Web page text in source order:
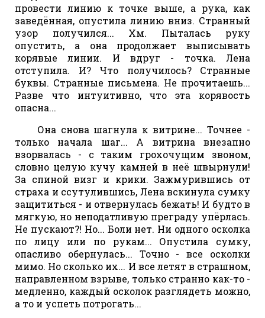
провести линию к точке выше, а рука, как
заведённая, опустила линию вниз. Странный
узор получился... Хм. Пыталась руку
опустить, а она продолжает выписывать
корявые линии. И вдруг - точка. Лена
отступила. И? Что получилось? Странные
буквы. Странные письмена. Не прочитаешь...
Разве что интуитивно, что эта корявость
опасна...
Она снова шагнула к витрине... Точнее -
только начала шаг... А витрина внезапно
взорвалась - с таким грохочущим звоном,
словно целую кучу камней в неё швырнули!
За спиной визг и крики. Зажмурившись от
страха и ссутулившись, Лена вскинула сумку
защититься - и отвернулась бежать! И будто в
мягкую, но неподатливую преграду упёрлась.
Не пускают?! Но... Боли нет. Ни одного осколка
по лицу или по рукам... Опустила сумку,
опасливо обернулась... Точно - все осколки
мимо. Но сколько их... И все летят в страшном,
направленном взрыве, только странно как-то -
медленно, каждый осколок разглядеть можно,
а то и успеть потрогать...